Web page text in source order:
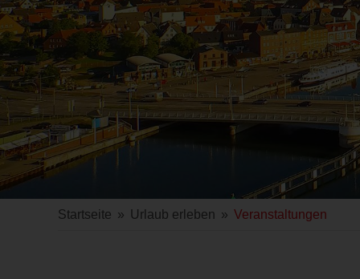
Startseite » Urlaub erleben » Veranstaltungen